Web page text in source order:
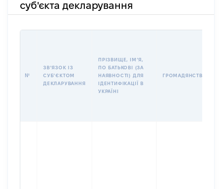
суб'єкта декларування
№
ЗВʼЯЗОК ІЗ
СУБʼЄКТОМ
ДЕКЛАРУВАННЯ
ПРІЗВИЩЕ, ІМʼЯ,
ПО БАТЬКОВІ (ЗА
НАЯВНОСТІ) ДЛЯ
ІДЕНТИФІКАЦІЇ В
УКРАЇНІ
ГРОМАДЯНСТВО